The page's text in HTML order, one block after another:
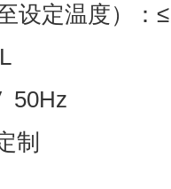
设定温度）：
50Hz
制